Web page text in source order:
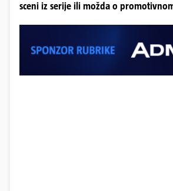
sceni iz serije ili možda o